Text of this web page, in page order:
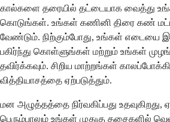
கால்களை தரையில் தட்டையாக வைத்து
கொடுங்கள். உங்கள் கணினி திரை கண்
வேண்டும். நிற்கும்போது, ​​உங்கள் எடையை
பகிர்ந்து கொள்ளுங்கள் மற்றும் உங்கள்
தவிர்க்கவும். சிறிய மாற்றங்கள்
வித்தியாசத்தை ஏற்படுத்தும்.
மன அழுத்தத்தை நிர்வகிப்பது
பெரும்பாலும் உங்கள் முதுகு தசைகளில்